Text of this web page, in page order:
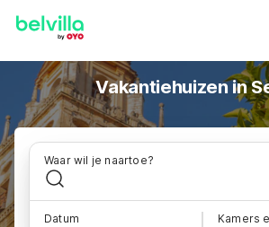
Vakantiehuizen in
Waar wil je naartoe?
Datum Kamers